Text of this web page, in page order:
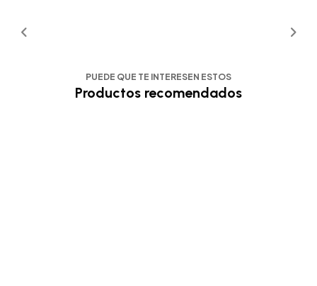
PUEDE QUE TE INTERESEN ESTOS
Productos recomendados